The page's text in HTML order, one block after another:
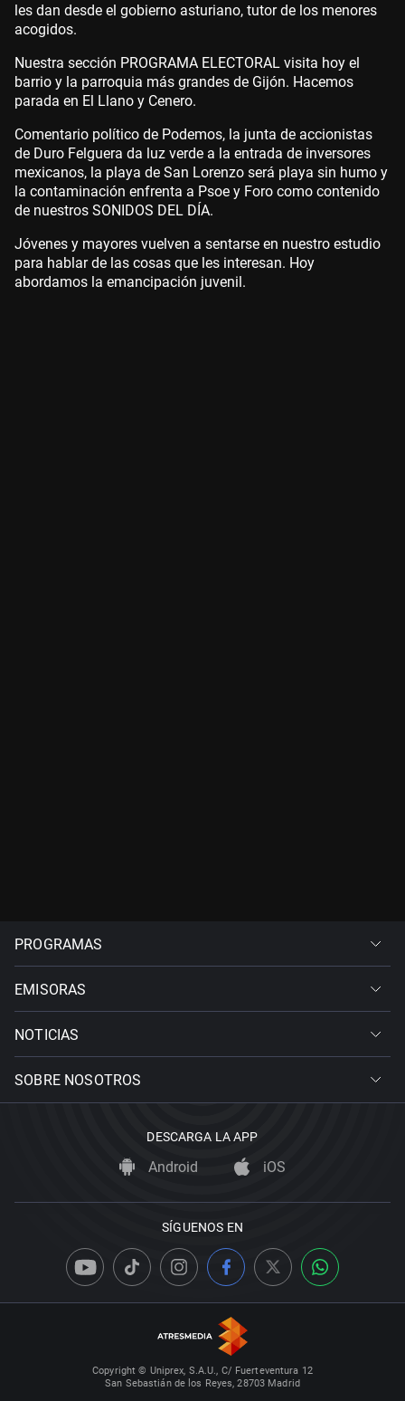
les dan desde el gobierno asturiano, tutor de los menores
acogidos.
Nuestra sección PROGRAMA ELECTORAL visita hoy el
barrio y la parroquia más grandes de Gijón. Hacemos
parada en El Llano y Cenero.
Comentario político de Podemos, la junta de accionistas
de Duro Felguera da luz verde a la entrada de inversores
mexicanos, la playa de San Lorenzo será playa sin humo y
la contaminación enfrenta a Psoe y Foro como contenido
de nuestros SONIDOS DEL DÍA.
Jóvenes y mayores vuelven a sentarse en nuestro estudio
para hablar de las cosas que les interesan. Hoy
abordamos la emancipación juvenil.
PROGRAMAS
EMISORAS
NOTICIAS
SOBRE NOSOTROS
DESCARGA LA APP
Android iOS
SÍGUENOS EN
Copyright © Uniprex, S.A.U., C/ Fuerteventura 12
San Sebastián de los Reyes, 28703 Madrid